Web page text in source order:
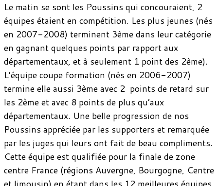
Le matin se sont les Poussins qui concouraient, 2
équipes étaient en compétition. Les plus jeunes (nés
en 2007-2008) terminent 3ème dans leur catégorie
en gagnant quelques points par rapport aux
départementaux, et à seulement 1 point des 2ème).
L’équipe coupe formation (nés en 2006-2007)
termine elle aussi 3ème avec 2 points de retard sur
les 2ème et avec 8 points de plus qu’aux
départementaux. Une belle progression de nos
Poussins appréciée par les supporters et remarquée
par les juges qui leurs ont fait de beau compliments.
Cette équipe est qualifiée pour la finale de zone
centre France (régions Auvergne, Bourgogne, Centre